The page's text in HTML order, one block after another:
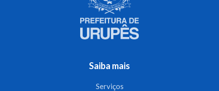
Saiba mais
Serviços